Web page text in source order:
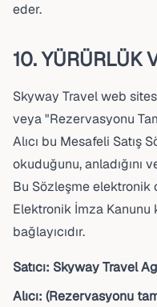
eder.
10. YÜRÜRLÜK
Skyway Travel web
veya "Rezervasyonu
Alıcı bu Mesafeli Satış
okuduğunu, anladığını
Bu Sözleşme elektronik
Elektronik İmza Kanunu
bağlayıcıdır.
Satıcı: Skyway Travel
Alıcı: (Rezervasyonu